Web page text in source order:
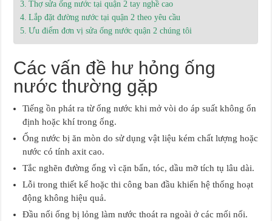
Thợ sửa ống nước tại quận 2 tay nghề cao
Lắp đặt đường nước tại quận 2 theo yêu cầu
Ưu điểm đơn vị sửa ống nước quận 2 chúng tôi
Các vấn đề hư hỏng ống
nước thường gặp
Tiếng ồn phát ra từ ống nước khi mở vòi do áp suất không ổn
định hoặc khí trong ống.
Ống nước bị ăn mòn do sử dụng vật liệu kém chất lượng hoặc
nước có tính axit cao.
Tắc nghẽn đường ống vì cặn bẩn, tóc, dầu mỡ tích tụ lâu dài.
Lỗi trong thiết kế hoặc thi công ban đầu khiến hệ thống hoạt
động không hiệu quả.
Đầu nối ống bị lỏng làm nước thoát ra ngoài ở các mối nối.